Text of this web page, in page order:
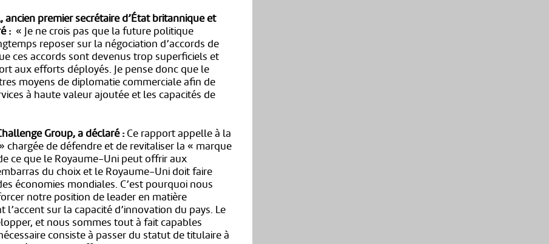
premier secrétaire d’État britannique et
: « Je ne crois pas que la future politique
reposer sur la négociation d’accords de
ces accords sont devenus trop superficiels et
aux efforts déployés. Je pense donc que le
moyens de diplomatie commerciale afin de
à haute valeur ajoutée et les capacités de
Group, a déclaré : Ce rapport appelle à la
de défendre et de revitaliser la « marque
ce que le Royaume-Uni peut offrir aux
du choix et le Royaume-Uni doit faire
économies mondiales. C’est pourquoi nous
notre position de leader en matière
sur la capacité d’innovation du pays. Le
et nous sommes tout à fait capables
consiste à passer du statut de titulaire à